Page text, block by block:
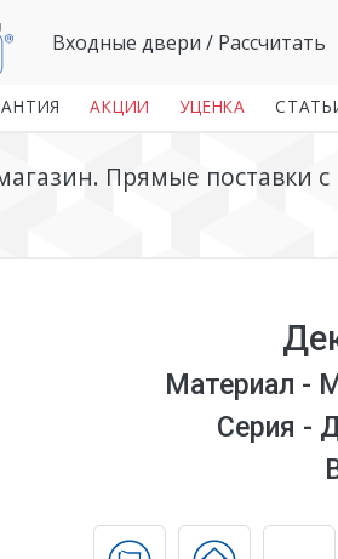
Входные двери / Рассчитать
АКЦИИ УЦЕНКА
Прямые поставки с
Материал -
Серия -